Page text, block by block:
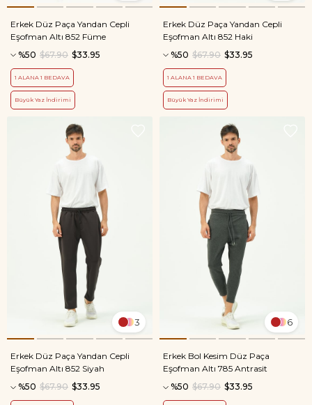
Erkek Düz Paça Yandan Cepli
Eşofman Altı 852 Füme
%50
$33.95
$67.90
1 ALANA 1 BEDAVA
Büyük Yaz İndirimi
Erkek Düz Paça Yandan Cepli
Eşofman Altı 852 Haki
%50
$33.95
$67.90
1 ALANA 1 BEDAVA
Büyük Yaz İndirimi
3
Erkek Düz Paça Yandan Cepli
Eşofman Altı 852 Siyah
%50
$33.95
$67.90
6
Erkek Bol Kesim Düz Paça
Eşofman Altı 785 Antrasit
%50
$33.95
$67.90